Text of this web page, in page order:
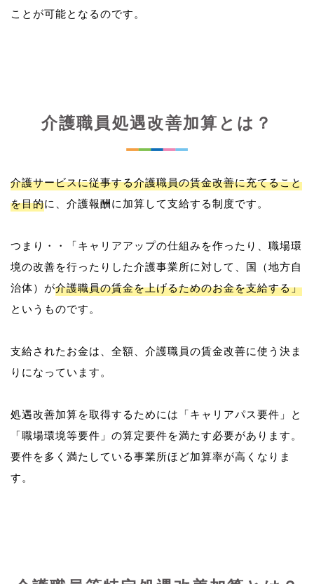
介護職員処遇改善加算とは？
介護サービスに従事する介護職員の賃金改善に充てること
を目的に、介護報酬に加算して支給する制度です。
つまり・・「キャリアアップの仕組みを作ったり、職場環
境の改善を行ったりした介護事業所に対して、国（地方自
治体）が介護職員の賃金を上げるためのお金を支給する」
というものです。
支給されたお金は、全額、介護職員の賃金改善に使う決ま
りになっています。
処遇改善加算を取得するためには「キャリアパス要件」と
「職場環境等要件」の算定要件を満たす必要があります。
要件を多く満たしている事業所ほど加算率が高くなりま
す。